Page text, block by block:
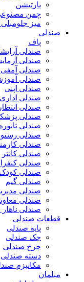
پارتیشن
چمن
میز جلومبلی
صندلی
پاف
صندلی
صندلی
صندلی آمفی
صندلی
صندلی اپنی
صندلی اداری
صندلی انتظار
صندلی
صندلی تابوره
صندلی
صندلی
صندلی کانتر
صندلی
صندلی کودک
صندلی گیم
صندلی
صندلی
صندلی
قطعات صندلی
پایه صندلی
جک صندلی
چرخ صندلی
دسته صندلی
مکانیزم
مبلمان